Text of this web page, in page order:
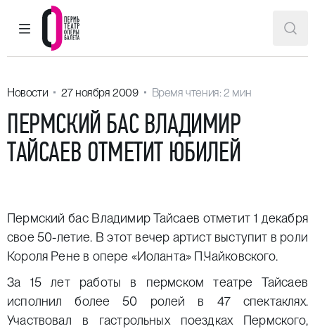
ГЛАВНОЕ МЕНЮ
Пермский театр оперы и балета
Новости 27 ноября 2009 Время чтения: 2 мин
ПЕРМСКИЙ БАС ВЛАДИМИР
ТАЙСАЕВ ОТМЕТИТ ЮБИЛЕЙ
Пермский бас Владимир Тайсаев отметит 1 декабря
свое 50-летие. В этот вечер артист выступит в роли
Короля Рене в опере «Иоланта» П.Чайковского.
За 15 лет работы в пермском театре Тайсаев
исполнил более 50 ролей в 47 спектаклях.
Участвовал в гастрольных поездках Пермского,